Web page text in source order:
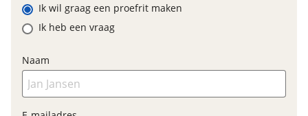
Financieel
Inclusief BPM
Ja
BTW/marge
Koelkast
Ladekast
Onderstel/cabine
ABS
Klik hier om foto's te uploaden
JPG, PNG (max 10 foto's)
Jouw contactgegevens
Naam
Ik wil graag een proefrit maken
Ik heb een vraag
Naam